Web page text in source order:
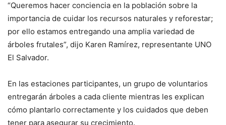
“Queremos hacer conciencia en la población sobre la
importancia de cuidar los recursos naturales y reforestar;
por ello estamos entregando una amplia variedad de
árboles frutales”, dijo Karen Ramírez, representante UNO
El Salvador.
En las estaciones participantes, un grupo de voluntarios
entregarán árboles a cada cliente mientras les explican
cómo plantarlo correctamente y los cuidados que deben
tener para asegurar su crecimiento.